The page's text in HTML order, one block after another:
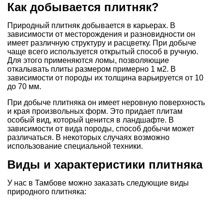
Как добывается плитняк?
Природный плитняк добывается в карьерах. В
зависимости от месторождения и разновидности он
имеет различную структуру и расцветку. При добыче
чаще всего используется открытый способ в ручную.
Для этого применяются ломы, позволяющие
откалывать плиты размером примерно 1 м2. В
зависимости от породы их толщина варьируется от 10
до 70 мм.
При добыче плитняка он имеет неровную поверхность
и края произвольных форм. Это придает плитам
особый вид, который ценится в ландшафте. В
зависимости от вида породы, способ добычи может
различаться. В некоторых случаях возможно
использование специальной техники.
Виды и характеристики плитняка
У нас в Тамбове можно заказать следующие виды
природного плитняка: